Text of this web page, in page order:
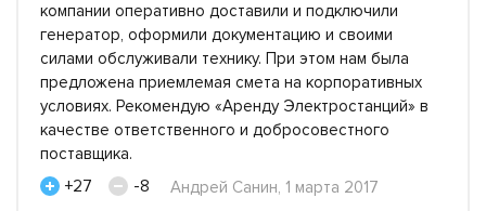
компании оперативно доставили и подключили
генератор, оформили документацию и своими
силами обслуживали технику. При этом нам была
предложена приемлемая смета на корпоративных
условиях. Рекомендую «Аренду Электростанций» в
качестве ответственного и добросовестного
поставщика.
+27
-8 Андрей Санин, 1 марта 2017